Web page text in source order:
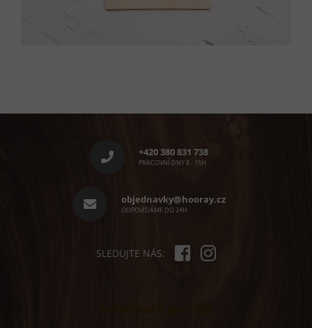
Z
+420 380 831 738
PRACOVNÍ DNY 8 - 15H
objednavky@hooray.cz
ODPOVÍDÁME DO 24H
SLEDUJTE NÁS: